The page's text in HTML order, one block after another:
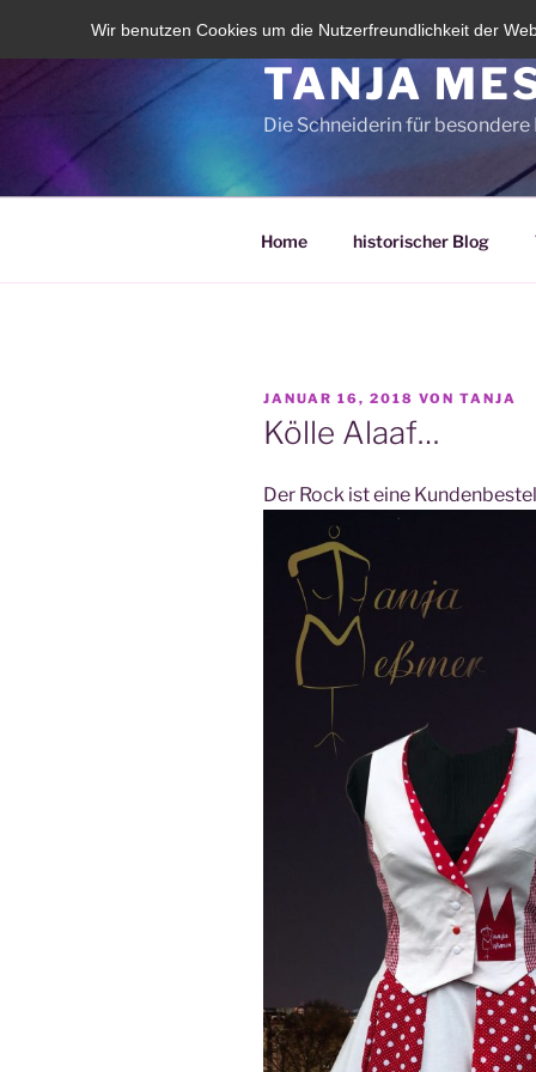
Wir benutzen Cookies um die Nutzerfreundlichkeit der
TANJA
Die Schneiderin für besondere
Home historischer Blog
VERÖFFENTLICHT
AM
JANUAR 16, 2018 VON TANJA
Kölle Alaaf…
Der Rock ist eine